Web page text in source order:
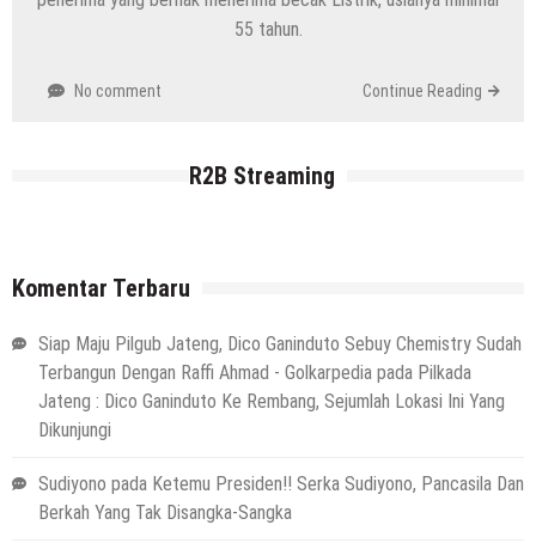
55 tahun.
No comment Continue Reading
R2B Streaming
Komentar Terbaru
Siap Maju Pilgub Jateng, Dico Ganinduto Sebuy Chemistry Sudah
Terbangun Dengan Raffi Ahmad - Golkarpedia pada Pilkada
Jateng : Dico Ganinduto Ke Rembang, Sejumlah Lokasi Ini Yang
Dikunjungi
Sudiyono pada Ketemu Presiden!! Serka Sudiyono, Pancasila Dan
Berkah Yang Tak Disangka-Sangka